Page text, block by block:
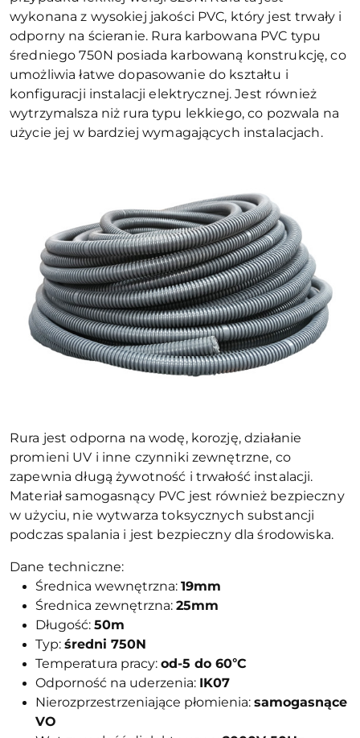
wykonana z wysokiej jakości PVC, który jest trwały i
odporny na ścieranie. Rura karbowana PVC typu
średniego 750N posiada karbowaną konstrukcję, co
umożliwia łatwe dopasowanie do kształtu i
konfiguracji instalacji elektrycznej. Jest również
wytrzymalsza niż rura typu lekkiego, co pozwala na
użycie jej w bardziej wymagających instalacjach.
Rura jest odporna na wodę, korozję, działanie
promieni UV i inne czynniki zewnętrzne, co
zapewnia długą żywotność i trwałość instalacji.
Materiał samogasnący PVC jest również bezpieczny
w użyciu, nie wytwarza toksycznych substancji
podczas spalania i jest bezpieczny dla środowiska.
Dane techniczne:
Średnica wewnętrzna: 19mm
Średnica zewnętrzna: 25mm
Długość: 50m
Typ: średni 750N
Temperatura pracy: od-5 do 60°C
Odporność na uderzenia: IK07
Nierozprzestrzeniające płomienia: samogasnące
VO